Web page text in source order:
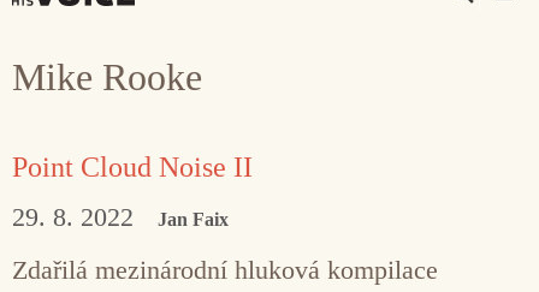
Mike Rooke
Point Cloud Noise II
29. 8. 2022 Jan Faix
Zdařilá mezinárodní hluková kompilace